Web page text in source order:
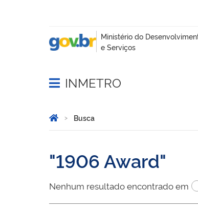
Abrir menu principal de navegação
INMETRO
Você está aqui:
Página Inicial
Busca
1906 Award
Nenhum resultado encontrado em